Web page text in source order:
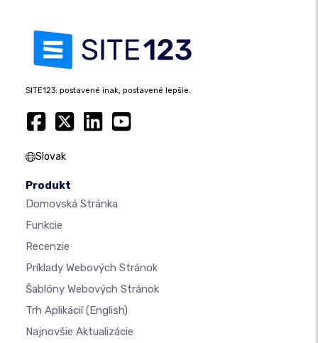
SITE123: postavené inak, postavené lepšie.
Slovak
Produkt
Domovská Stránka
Funkcie
Recenzie
Príklady Webových Stránok
Šablóny Webových Stránok
Trh Aplikácií(English)
Najnovšie Aktualizácie